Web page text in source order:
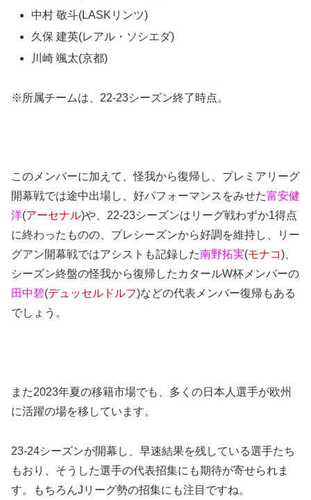
中村 敬斗(LASKリンツ)
久保 建英(レアル・ソシエダ)
川崎 颯太(京都)
※所属チームは、22-23シーズン終了時点。
このメンバーに加えて、怪我から復帰し、プレミアリーグ
開幕戦では途中出場し、好パフォーマンスをみせた富安健
洋(アーセナル)や、22-23シーズンはリーグ戦わずか1得点
に終わったものの、プレシーズンから好調を維持し、リー
グアン開幕戦ではアシストも記録した南野拓実(モナコ)、
シーズン終盤の怪我から復帰したカタールW杯メンバーの
田中碧(デュッセルドルフ)などの代表メンバー復帰もある
でしょう。
また2023年夏の移籍市場でも、多くの日本人選手が欧州
に活躍の場を移しています。
23-24シーズンが開幕し、早速結果を残している選手たち
もおり、そうした選手の代表招集にも期待が寄せられま
す。もちろんJリーグ勢の招集にも注目ですね。